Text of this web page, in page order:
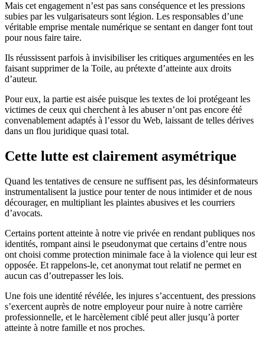
Mais cet engagement n’est pas sans conséquence et les pressions
subies par les vulgarisateurs sont légion. Les responsables d’une
véritable emprise mentale numérique se sentant en danger font tout
pour nous faire taire.
Ils réussissent parfois à invisibiliser les critiques argumentées en les
faisant supprimer de la Toile, au prétexte d’atteinte aux droits
d’auteur.
Pour eux, la partie est aisée puisque les textes de loi protégeant les
victimes de ceux qui cherchent à les abuser n’ont pas encore été
convenablement adaptés à l’essor du Web, laissant de telles dérives
dans un flou juridique quasi total.
Cette lutte est clairement asymétrique
Quand les tentatives de censure ne suffisent pas, les désinformateurs
instrumentalisent la justice pour tenter de nous intimider et de nous
décourager, en multipliant les plaintes abusives et les courriers
d’avocats.
Certains portent atteinte à notre vie privée en rendant publiques nos
identités, rompant ainsi le pseudonymat que certains d’entre nous
ont choisi comme protection minimale face à la violence qui leur est
opposée. Et rappelons-le, cet anonymat tout relatif ne permet en
aucun cas d’outrepasser les lois.
Une fois une identité révélée, les injures s’accentuent, des pressions
s’exercent auprès de notre employeur pour nuire à notre carrière
professionnelle, et le harcèlement ciblé peut aller jusqu’à porter
atteinte à notre famille et nos proches.